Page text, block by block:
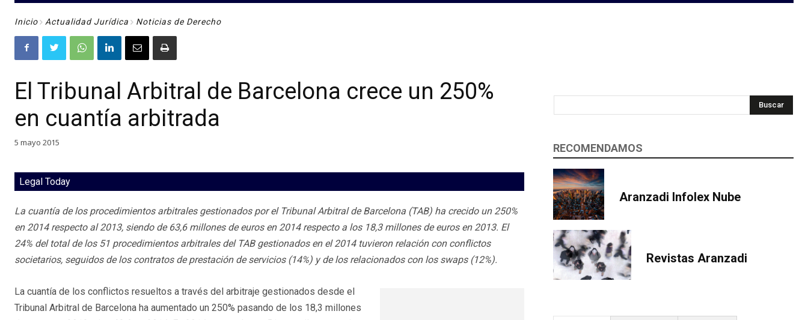
Inicio Actualidad Jurídica Noticias de Derecho
El Tribunal Arbitral de Barcelona crece un 250%
en cuantía arbitrada
5 mayo 2015
Legal Today
La cuantía de los procedimientos arbitrales gestionados por el Tribunal Arbitral de Barcelona (TAB) ha crecido un 250%
en 2014 respecto al 2013, siendo de 63,6 millones de euros en 2014 respecto a los 18,3 millones de euros en 2013. El
24% del total de los 51 procedimientos arbitrales del TAB gestionados en el 2014 tuvieron relación con conflictos
societarios, seguidos de los contratos de prestación de servicios (14%) y de los relacionados con los swaps (12%).
La cuantía de los conflictos resueltos a través del arbitraje gestionados desde el
Tribunal Arbitral de Barcelona ha aumentado un 250% pasando de los 18,3 millones
Buscar
RECOMENDAMOS
Aranzadi Infolex Nube
Revistas Aranzadi